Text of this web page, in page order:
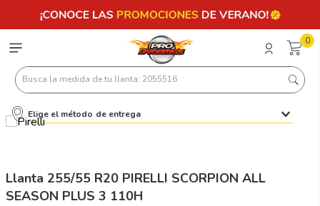
0
Busca la medida de tu llanta: 2055516
Elige el método de entrega
Llanta 255/55 R20 PIRELLI SCORPION ALL
SEASON PLUS 3 110H
Términos más buscados